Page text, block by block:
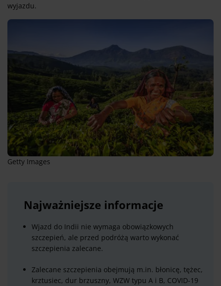
wyjazdu.
Getty Images
Najważniejsze informacje
Wjazd do Indii nie wymaga obowiązkowych
szczepień, ale przed podróżą warto wykonać
szczepienia zalecane.
Zalecane szczepienia obejmują m.in. błonicę, tężec,
krztusiec, dur brzuszny, WZW typu A i B, COVID-19